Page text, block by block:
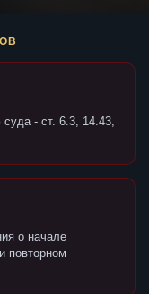
- ст. 6.3, 14.43,
о начале
повторном